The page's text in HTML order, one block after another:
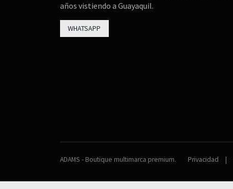
años vistiendo a Guayaquil.
WHATSAPP
ADAMS - Boutique multimarca premium. Privacidad |